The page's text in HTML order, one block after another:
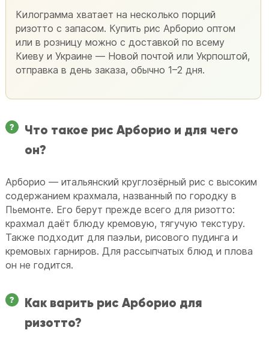
Килограмма хватает на несколько порций
ризотто с запасом. Купить рис Арборио оптом
или в розницу можно с доставкой по всему
Киеву и Украине — Новой почтой или Укрпоштой,
отправка в день заказа, обычно 1–2 дня.
Что такое рис Арборио и для чего
он?
Арборио — итальянский круглозёрный рис с высоким
содержанием крахмала, названный по городку в
Пьемонте. Его берут прежде всего для ризотто:
крахмал даёт блюду кремовую, тягучую текстуру.
Также подходит для паэльи, рисового пудинга и
кремовых гарниров. Для рассыпчатых блюд и плова
он не годится.
Как варить рис Арборио для
ризотто?